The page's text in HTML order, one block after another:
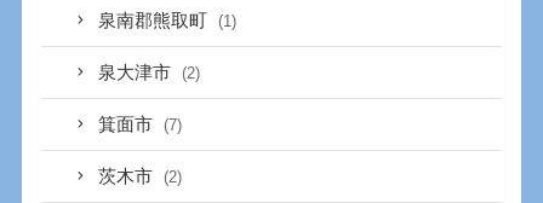
泉南郡熊取町 (1)
泉大津市 (2)
箕面市 (7)
茨木市 (2)